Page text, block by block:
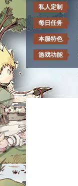
私人定制
每日任务
本服特色
游戏功能